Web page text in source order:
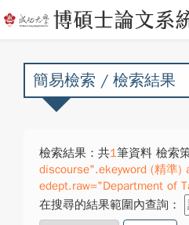
簡易檢索 / 檢索結果
檢索結果：共1筆資料 檢索
discourse".ekeyword (精準)
edept.raw="Department of
在搜尋的結果範圍內查詢：